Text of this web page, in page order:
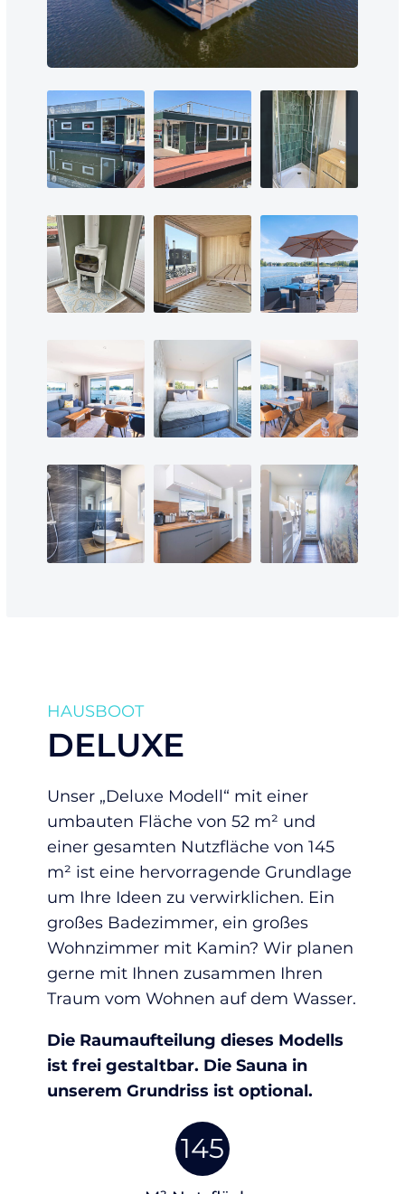
HAUSBOOT
DELUXE
Unser „Deluxe Modell“ mit einer
umbauten Fläche von 52 m² und
einer gesamten Nutzfläche von 145
m² ist eine hervorragende Grundlage
um Ihre Ideen zu verwirklichen. Ein
großes Badezimmer, ein großes
Wohnzimmer mit Kamin? Wir planen
gerne mit Ihnen zusammen Ihren
Traum vom Wohnen auf dem Wasser.
Die Raumaufteilung dieses Modells
ist frei gestaltbar. Die Sauna in
unserem Grundriss ist optional.
145